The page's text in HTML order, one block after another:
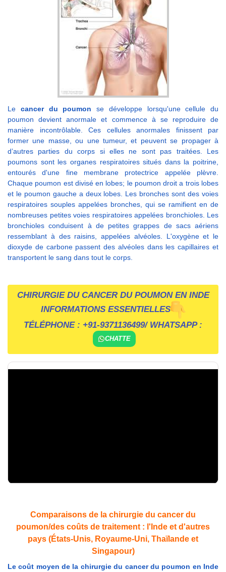
Le cancer du poumon se développe lorsqu'une cellule du
poumon devient anormale et commence à se reproduire de
manière incontrôlable. Ces cellules anormales finissent par
former une masse, ou une tumeur, et peuvent se propager à
d’autres parties du corps si elles ne sont pas traitées. Les
poumons sont les organes respiratoires situés dans la poitrine,
entourés d'une fine membrane protectrice appelée plèvre.
Chaque poumon est divisé en lobes; le poumon droit a trois lobes
et le poumon gauche a deux lobes. Les bronches sont des voies
respiratoires souples appelées bronches, qui se ramifient en de
nombreuses petites voies respiratoires appelées bronchioles. Les
bronchioles conduisent à de petites grappes de sacs aériens
ressemblant à des raisins, appelées alvéoles. L'oxygène et le
dioxyde de carbone passent des alvéoles dans les capillaires et
transportent le sang dans tout le corps.
CHIRURGIE DU CANCER DU POUMON EN INDE
INFORMATIONS ESSENTIELLES
TÉLÉPHONE : +91-9371136499/ WHATSAPP :
CHATTE
Comparaisons de la chirurgie du cancer du
poumon/des coûts de traitement : l'Inde et d'autres
pays (États-Unis, Royaume-Uni, Thaïlande et
Singapour)
Le coût moyen de la chirurgie du cancer du poumon en Inde